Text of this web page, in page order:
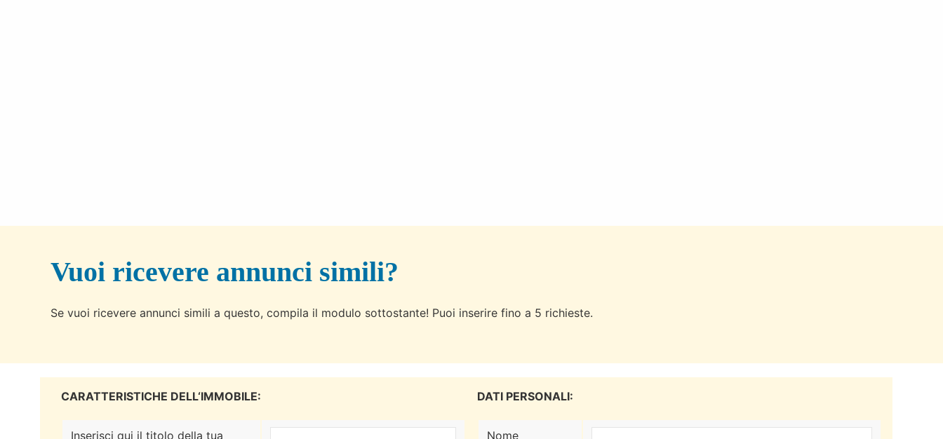
Vuoi ricevere annunci simili?
Se vuoi ricevere annunci simili a questo, compila il modulo sottostante! Puoi inserire fino a 5 richieste.
CARATTERISTICHE DELL‘IMMOBILE:
Inserisci qui il titolo della tua
DATI PERSONALI:
Nome